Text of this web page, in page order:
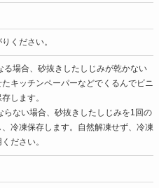
ください。
場合、砂抜きしたしじみが乾かない
キッチンペーパーなどでくるんでビニ
します。
ない場合、砂抜きしたしじみを1回の
冷凍保存します。自然解凍せず、冷凍
ださい。